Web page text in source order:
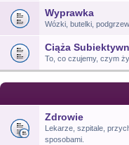
Wyprawka
Wózki, butelki,
Ciąża
To, co czujemy, czym
Zdrowie
Lekarze, szpitale,
sposobami.